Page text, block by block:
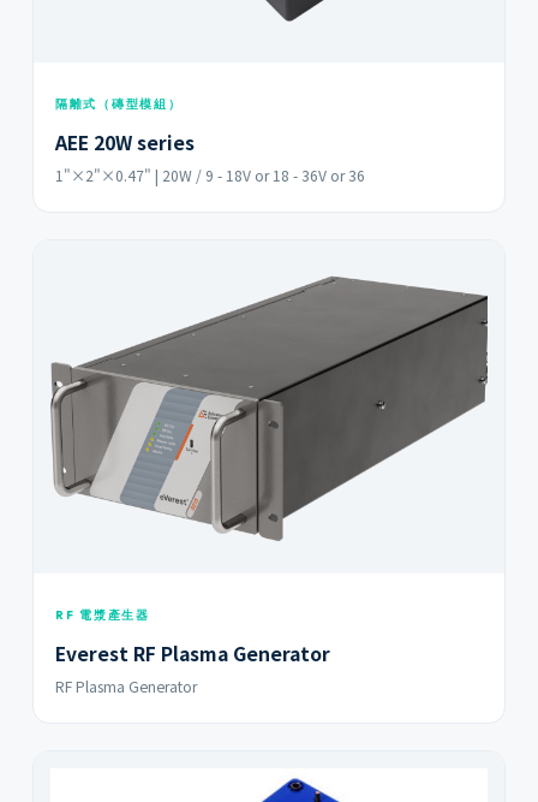
隔離式（磚型模組）
AEE 20W series
1"×2"×0.47" | 20W / 9 - 18V or 18 - 36V or 36
RF 電漿產生器
Everest RF Plasma Generator
RF Plasma Generator